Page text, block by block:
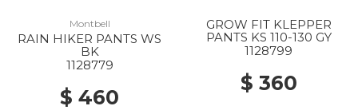
Montbell
RAIN HIKER PANTS WS
BK
1128779
$ 460
GROW FIT KLEPPER
PANTS KS 110-130 GY
1128799
$ 360